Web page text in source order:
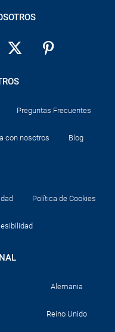
Preguntas Frecuentes
con nosotros Blog
Política de Cookies
Alemania
Reino Unido